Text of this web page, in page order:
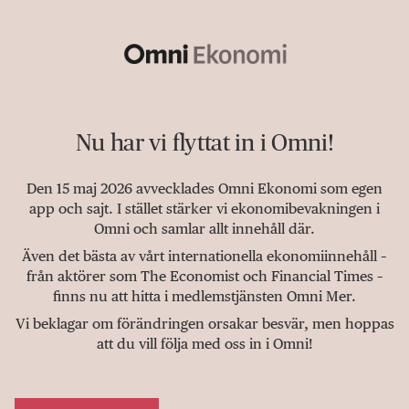
Nu har vi flyttat in i Omni!
Den 15 maj 2026 avvecklades Omni Ekonomi som egen
app och sajt. I stället stärker vi ekonomibevakningen i
Omni och samlar allt innehåll där.
Även det bästa av vårt internationella ekonomiinnehåll –
från aktörer som The Economist och Financial Times –
finns nu att hitta i medlemstjänsten Omni Mer.
Vi beklagar om förändringen orsakar besvär, men hoppas
att du vill följa med oss in i Omni!